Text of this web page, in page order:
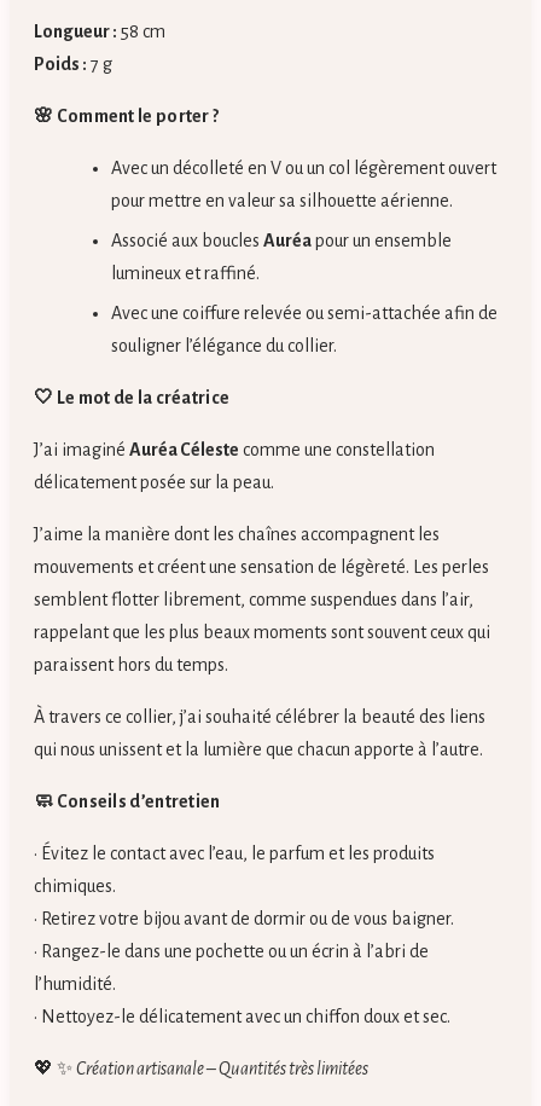
Longueur : 58 cm
Poids : 7 g
🌸 Comment le porter ?
Avec un décolleté en V ou un col légèrement ouvert
pour mettre en valeur sa silhouette aérienne.
Associé aux boucles Auréapour un ensemble
lumineux et raffiné.
Avec une coiffure relevée ou semi-attachée afin de
souligner l’élégance du collier.
🤍 Le mot de la créatrice
J’ai imaginé Auréa Céleste comme une constellation
délicatement posée sur la peau.
J’aime la manière dont les chaînes accompagnent les
mouvements et créent une sensation de légèreté. Les perles
semblent flotter librement, comme suspendues dans l’air,
rappelant que les plus beaux moments sont souvent ceux qui
paraissent hors du temps.
À travers ce collier, j’ai souhaité célébrer la beauté des liens
qui nous unissent et la lumière que chacun apporte à l’autre.
🧼 Conseils d’entretien
• Évitez le contact avec l’eau, le parfum et les produits
chimiques.
• Retirez votre bijou avant de dormir ou de vous baigner.
• Rangez-le dans une pochette ou un écrin à l’abri de
l’humidité.
• Nettoyez-le délicatement avec un chiffon doux et sec.
💖 ✨ Création artisanale – Quantités très limitées